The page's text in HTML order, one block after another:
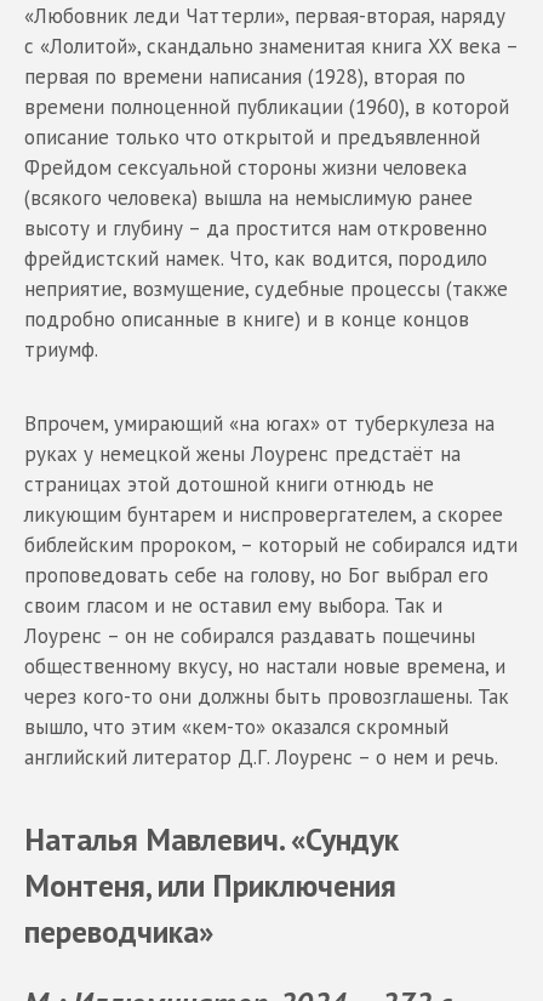
«Любовник леди Чаттерли», первая-вторая, наряду
с «Лолитой», скандально знаменитая книга XX века –
первая по времени написания (1928), вторая по
времени полноценной публикации (1960), в которой
описание только что открытой и предъявленной
Фрейдом сексуальной стороны жизни человека
(всякого человека) вышла на немыслимую ранее
высоту и глубину – да простится нам откровенно
фрейдистский намек. Что, как водится, породило
неприятие, возмущение, судебные процессы (также
подробно описанные в книге) и в конце концов
триумф.
Впрочем, умирающий «на югах» от туберкулеза на
руках у немецкой жены Лоуренс предстаёт на
страницах этой дотошной книги отнюдь не
ликующим бунтарем и ниспровергателем, а скорее
библейским пророком, – который не собирался идти
проповедовать себе на голову, но Бог выбрал его
своим гласом и не оставил ему выбора. Так и
Лоуренс – он не собирался раздавать пощечины
общественному вкусу, но настали новые времена, и
через кого-то они должны быть провозглашены. Так
вышло, что этим «кем-то» оказался скромный
английский литератор Д.Г. Лоуренс – о нем и речь.
Наталья Мавлевич. «Сундук
Монтеня, или Приключения
переводчика»